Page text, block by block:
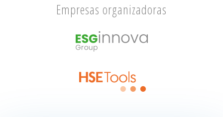
Empresas organizadoras